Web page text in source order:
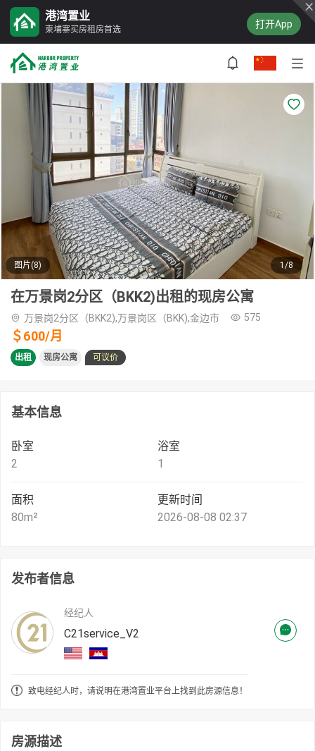
港湾置业
柬埔寨买房租房首选 打开App
图片(8) 1/8
在万景岗2分区（BKK2)出租的现房公寓
万景岗2分区（BKK2),万景岗区（BKK),金边市 575
＄600/月
出租 现房公寓 可议价
基本信息
卧室
2
浴室
1
面积
80m²
更新时间
2026-08-08 02:37
发布者信息
经纪人
C21service_V2
致电经纪人时，请说明在港湾置业平台上找到此房源信息！
房源描述